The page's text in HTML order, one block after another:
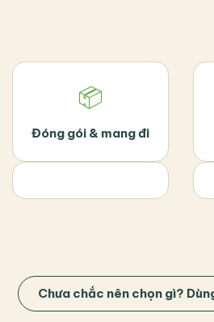
📦
Đóng gói & mang đi
Chưa chắc nên chọn gì?